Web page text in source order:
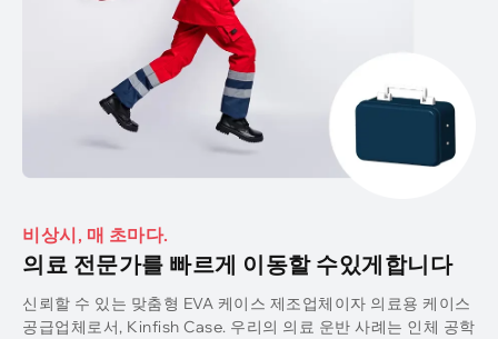
비상시, 매 초마다.
의료 전문가를 빠르게 이동할 수있게합니다
신뢰할 수 있는 맞춤형 EVA 케이스 제조업체이자 의료용 케이스
공급업체로서, Kinfish Case. 우리의 의료 운반 사례는 인체 공학